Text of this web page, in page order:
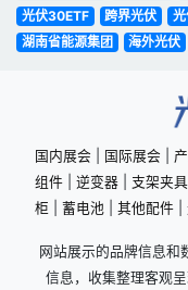
光伏30ETF
跨界光伏 光
湖南省能源集团
海外光伏
国内展会 国际展会
组件
逆变器 支架夹具
柜
蓄电池 其他配件
网站展示的品牌信息和
信息，收集整理客观